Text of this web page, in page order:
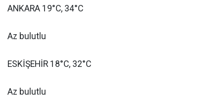
ANKARA 19°C, 34°C
Az bulutlu
ESKİŞEHİR 18°C, 32°C
Az bulutlu